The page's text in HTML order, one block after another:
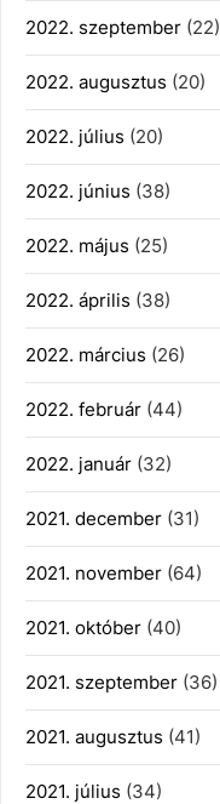
2022. szeptember (22)
2022. augusztus (20)
2022. július (20)
2022. június (38)
2022. május (25)
2022. április (38)
2022. március (26)
2022. február (44)
2022. január (32)
2021. december (31)
2021. november (64)
2021. október (40)
2021. szeptember (36)
2021. augusztus (41)
2021. július (34)